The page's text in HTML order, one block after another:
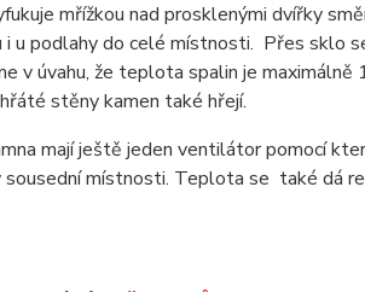
mřížkou nad prosklenými dvířky
i u podlahy do celé místnosti. Přes sklo
v úvahu, že teplota spalin je
stěny kamen také hřejí.
mají ještě jeden ventilátor pomocí
místnosti. Teplota se také dá